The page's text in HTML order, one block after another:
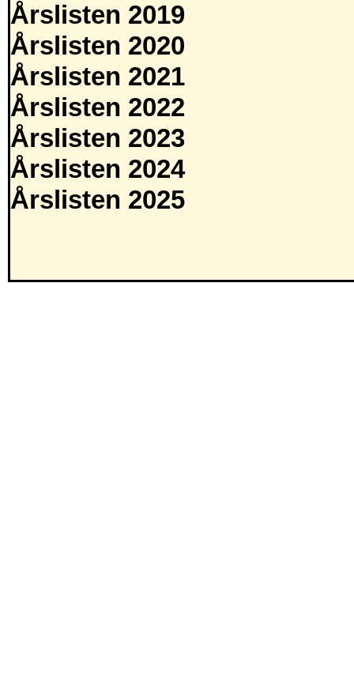
Årslisten 2019
Årslisten 2020
Årslisten 2021
Årslisten 2022
Årslisten 2023
Årslisten 2024
Årslisten 2025